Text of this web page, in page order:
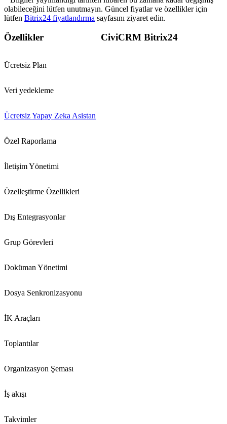
olabileceğini lütfen unutmayın. Güncel fiyatlar ve özellikler için
lütfen Bitrix24 fiyatlandırma sayfasını ziyaret edin.
Özellikler CiviCRM Bitrix24
Ücretsiz Plan
Veri yedekleme
Ücretsiz Yapay Zeka Asistan
Özel Raporlama
İletişim Yönetimi
Özelleştirme Özellikleri
Dış Entegrasyonlar
Grup Görevleri
Doküman Yönetimi
Dosya Senkronizasyonu
İK Araçları
Toplantılar
Organizasyon Şeması
İş akışı
Takvimler